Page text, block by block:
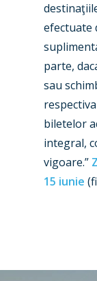
efectuate
parte,
sau
biletelor
integral,
vigoare.”
15 iunie